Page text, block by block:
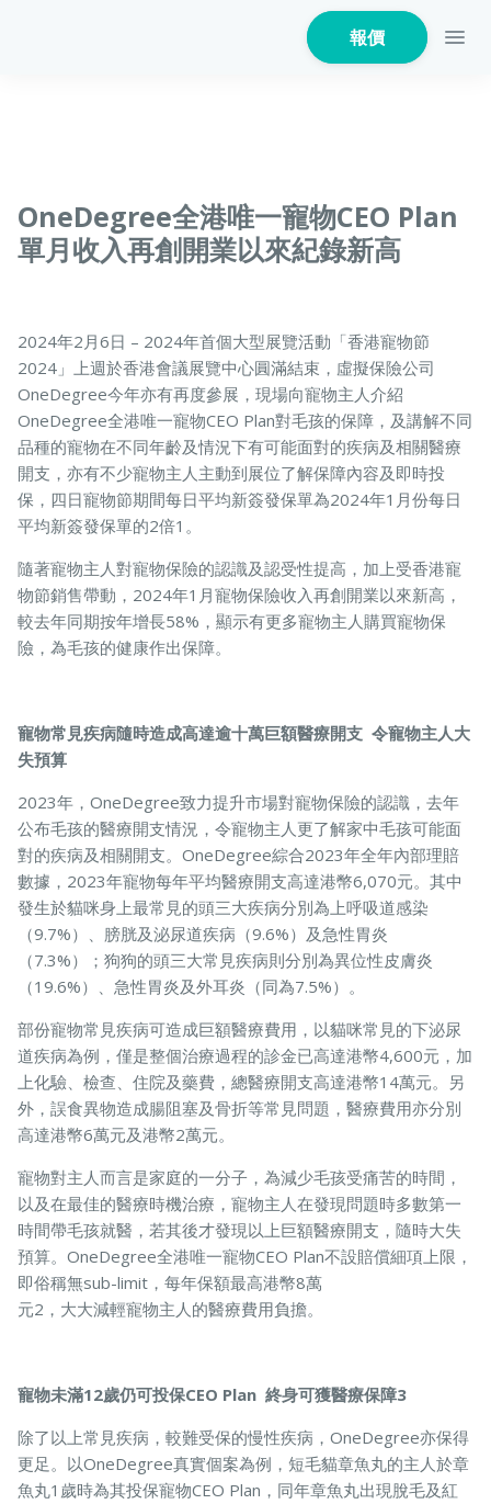
報價
火險
危疾保
寵物保險
OneDegree全港唯一寵物CEO Plan
單月收入再創開業以來紀錄新高
2024年2月6日 – 2024年首個大型展覽活動「香港寵物節
2024」上週於香港會議展覽中心圓滿結束，虛擬保險公司
OneDegree今年亦有再度參展，現場向寵物主人介紹
OneDegree全港唯一寵物CEO Plan對毛孩的保障，及講解不同
品種的寵物在不同年齡及情況下有可能面對的疾病及相關醫療
開支，亦有不少寵物主人主動到展位了解保障內容及即時投
保，四日寵物節期間每日平均新簽發保單為2024年1月份每日
平均新簽發保單的2倍1。
隨著寵物主人對寵物保險的認識及認受性提高，加上受香港寵
物節銷售帶動，2024年1月寵物保險收入再創開業以來新高，
較去年同期按年增長58%，顯示有更多寵物主人購買寵物保
險，為毛孩的健康作出保障。
寵物常見疾病隨時造成高達逾十萬巨額醫療開支 令寵物主人大
失預算
2023年，OneDegree致力提升市場對寵物保險的認識，去年
公布毛孩的醫療開支情況，令寵物主人更了解家中毛孩可能面
對的疾病及相關開支。OneDegree綜合2023年全年內部理賠
數據，2023年寵物每年平均醫療開支高達港幣6,070元。其中
發生於貓咪身上最常見的頭三大疾病分別為上呼吸道感染
（9.7%）、膀胱及泌尿道疾病（9.6%）及急性胃炎
（7.3%）；狗狗的頭三大常見疾病則分別為異位性皮膚炎
（19.6%）、急性胃炎及外耳炎（同為7.5%）。
部份寵物常見疾病可造成巨額醫療費用，以貓咪常見的下泌尿
道疾病為例，僅是整個治療過程的診金已高達港幣4,600元，加
上化驗、檢查、住院及藥費，總醫療開支高達港幣14萬元。另
外，誤食異物造成腸阻塞及骨折等常見問題，醫療費用亦分別
高達港幣6萬元及港幣2萬元。
寵物對主人而言是家庭的一分子，為減少毛孩受痛苦的時間，
以及在最佳的醫療時機治療，寵物主人在發現問題時多數第一
時間帶毛孩就醫，若其後才發現以上巨額醫療開支，隨時大失
預算。OneDegree全港唯一寵物CEO Plan不設賠償細項上限，
即俗稱無sub-limit，每年保額最高港幣8萬
元2，大大減輕寵物主人的醫療費用負擔。
寵物未滿12歲仍可投保CEO Plan 終身可獲醫療保障3
除了以上常見疾病，較難受保的慢性疾病，OneDegree亦保得
更足。以OneDegree真實個案為例，短毛貓章魚丸的主人於章
魚丸1歲時為其投保寵物CEO Plan，同年章魚丸出現脫毛及紅